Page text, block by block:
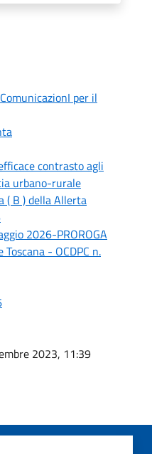
per il
contrasto agli
urbano-rurale
( B ) della Allerta
2026-PROROGA
- OCDPC n.
2023, 11:39